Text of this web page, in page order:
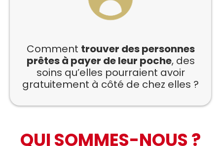
Comment trouver des personnes
prêtes à payer de leur poche, des
soins qu’elles pourraient avoir
gratuitement à côté de chez elles ?
QUI SOMMES-NOUS ?